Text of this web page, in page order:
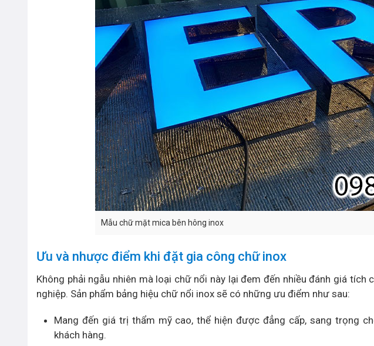
Mẫu chữ mặt mica bên hông inox
Ưu và nhược điểm khi đặt gia công chữ inox
Không phải ngẫu nhiên mà loại chữ nổi này lại đem đến nhiều đánh giá
nghiệp. Sản phẩm bảng hiệu chữ nổi inox sẽ có những ưu điểm như sau:
Mang đến giá trị thẩm mỹ cao, thể hiện được đẳng cấp, sang trọng
khách hàng.